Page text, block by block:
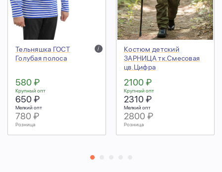
Тельняшка ГОСТ
Голубая полоса
i
580 ₽
Крупный опт
650 ₽
Мелкий опт
780 ₽
Розница
Костюм детский
ЗАРНИЦА тк.Смесовая
цв.Цифра
2100 ₽
Крупный опт
2310 ₽
Мелкий опт
2800 ₽
Розница